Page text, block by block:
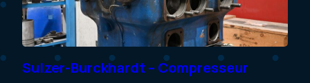
Sulzer-Burckhardt – Compresseur